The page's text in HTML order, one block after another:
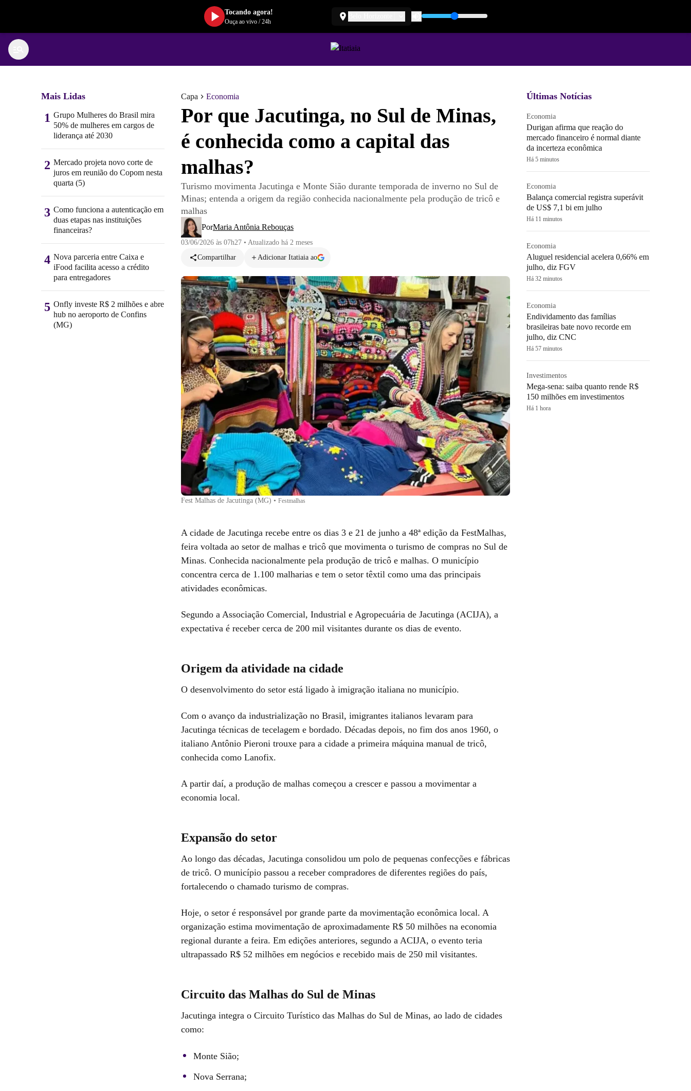
Capa Economia
Por que Jacutinga, no Sul de Minas,
é conhecida como a capital das
malhas?
Turismo movimenta Jacutinga e Monte Sião durante temporada de inverno no Sul de
Minas; entenda a origem da região conhecida nacionalmente pela produção de tricô e
malhas
PorMaria Antônia Rebouças
03/06/2026 às 07h27 • Atualizado há 2 meses
Compartilhar
Adicionar Itatiaia ao
Fest Malhas de Jacutinga (MG) • Festmalhas
A cidade de Jacutinga recebe entre os dias 3 e 21 de junho a 48ª edição da FestMalhas,
feira voltada ao setor de malhas e tricô que movimenta o turismo de compras no Sul de
Minas. Conhecida nacionalmente pela produção de tricô e malhas. O município
concentra cerca de 1.100 malharias e tem o setor têxtil como uma das principais
atividades econômicas.
Segundo a Associação Comercial, Industrial e Agropecuária de Jacutinga (ACIJA), a
expectativa é receber cerca de 200 mil visitantes durante os dias de evento.
Origem da atividade na cidade
O desenvolvimento do setor está ligado à imigração italiana no município.
Com o avanço da industrialização no Brasil, imigrantes italianos levaram para
Jacutinga técnicas de tecelagem e bordado. Décadas depois, no fim dos anos 1960, o
italiano Antônio Pieroni trouxe para a cidade a primeira máquina manual de tricô,
conhecida como Lanofix.
A partir daí, a produção de malhas começou a crescer e passou a movimentar a
economia local.
Expansão do setor
Ao longo das décadas, Jacutinga consolidou um polo de pequenas confecções e fábricas
de tricô. O município passou a receber compradores de diferentes regiões do país,
fortalecendo o chamado turismo de compras.
Hoje, o setor é responsável por grande parte da movimentação econômica local. A
organização estima movimentação de aproximadamente R$ 50 milhões na economia
regional durante a feira. Em edições anteriores, segundo a ACIJA, o evento teria
ultrapassado R$ 52 milhões em negócios e recebido mais de 250 mil visitantes.
Circuito das Malhas do Sul de Minas
Jacutinga integra o Circuito Turístico das Malhas do Sul de Minas, ao lado de cidades
como:
Monte Sião;
Nova Serrana;
Mais Lidas
1 Grupo Mulheres do Brasil mira
50% de mulheres em cargos de
liderança até 2030
2 Mercado projeta novo corte de
juros em reunião do Copom nesta
quarta (5)
3 Como funciona a autenticação em
duas etapas nas instituições
financeiras?
4 Nova parceria entre Caixa e
iFood facilita acesso a crédito
para entregadores
5 Onfly investe R$ 2 milhões e abre
hub no aeroporto de Confins
(MG)
Últimas Notícias
Economia
Durigan afirma que reação do
mercado financeiro é normal diante
da incerteza econômica
Há 5 minutos
Economia
Balança comercial registra superávit
de US$ 7,1 bi em julho
Há 11 minutos
Economia
Aluguel residencial acelera 0,66% em
julho, diz FGV
Há 32 minutos
Economia
Endividamento das famílias
brasileiras bate novo recorde em
julho, diz CNC
Há 57 minutos
Investimentos
Mega-sena: saiba quanto rende R$
150 milhões em investimentos
Há 1 hora
Tocando agora!
Ouça ao vivo/24h